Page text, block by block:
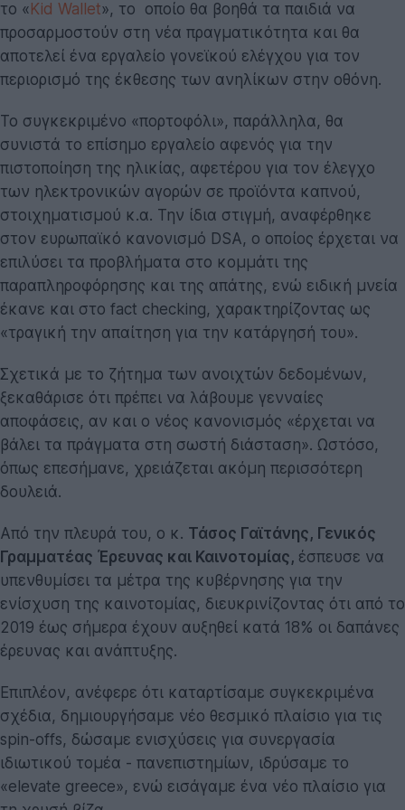
το «Kid Wallet», το οποίο θα βοηθά τα παιδιά να
προσαρμοστούν στη νέα πραγματικότητα και θα
αποτελεί ένα εργαλείο γονεϊκού ελέγχου για τον
περιορισμό της έκθεσης των ανηλίκων στην οθόνη.
Το συγκεκριμένο «πορτοφόλι», παράλληλα, θα
συνιστά το επίσημο εργαλείο αφενός για την
πιστοποίηση της ηλικίας, αφετέρου για τον έλεγχο
των ηλεκτρονικών αγορών σε προϊόντα καπνού,
στοιχηματισμού κ.α. Την ίδια στιγμή, αναφέρθηκε
στον ευρωπαϊκό κανονισμό DSA, ο οποίος έρχεται να
επιλύσει τα προβλήματα στο κομμάτι της
παραπληροφόρησης και της απάτης, ενώ ειδική μνεία
έκανε και στο fact checking, χαρακτηρίζοντας ως
«τραγική την απαίτηση για την κατάργησή του».
Σχετικά με το ζήτημα των ανοιχτών δεδομένων,
ξεκαθάρισε ότι πρέπει να λάβουμε γενναίες
αποφάσεις, αν και ο νέος κανονισμός «έρχεται να
βάλει τα πράγματα στη σωστή διάσταση». Ωστόσο,
όπως επεσήμανε, χρειάζεται ακόμη περισσότερη
δουλειά.
Από την πλευρά του, ο κ. Τάσος Γαϊτάνης, Γενικός
Γραμματέας Έρευνας και Καινοτομίας, έσπευσε να
υπενθυμίσει τα μέτρα της κυβέρνησης για την
ενίσχυση της καινοτομίας, διευκρινίζοντας ότι από το
2019 έως σήμερα έχουν αυξηθεί κατά 18% οι δαπάνες
έρευνας και ανάπτυξης.
Επιπλέον, ανέφερε ότι καταρτίσαμε συγκεκριμένα
σχέδια, δημιουργήσαμε νέο θεσμικό πλαίσιο για τις
spin-offs, δώσαμε ενισχύσεις για συνεργασία
ιδιωτικού τομέα - πανεπιστημίων, ιδρύσαμε το
«elevate greece», ενώ εισάγαμε ένα νέο πλαίσιο για